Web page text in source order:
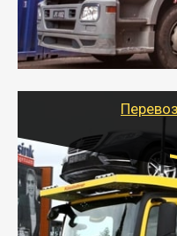
- Наша транспортная
организовать
стандартных
шаландах и
используя надежные
Цена за